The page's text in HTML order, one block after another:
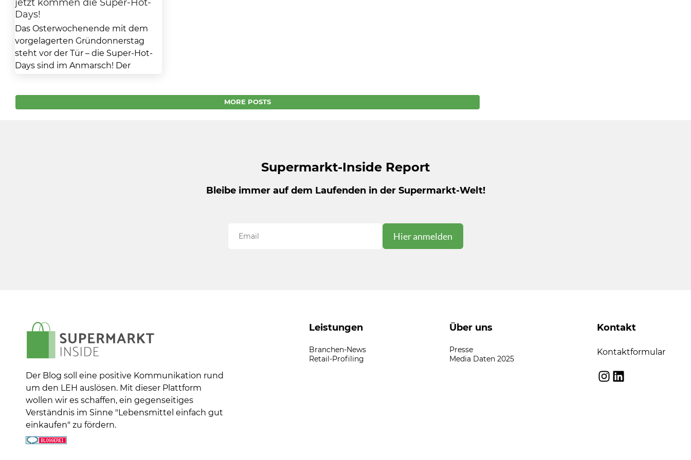
Days!
Das Osterwochenende mit dem
vorgelagerten Gründonnerstag
steht vor der Tür – die Super-Hot-
Days sind im Anmarsch! Der
MORE POSTS
Supermarkt-Inside Report
Bleibe immer auf dem Laufenden in der Supermarkt-Welt!
Der Blog soll eine positive Kommunikation rund
um den LEH auslösen. Mit dieser Plattform
wollen wir es schaffen, ein gegenseitiges
Verständnis im Sinne "Lebensmittel einfach gut
einkaufen" zu fördern.
Leistungen
Branchen-News
Retail-Profiling
Über uns
Presse
Media Daten 2025
Kontakt
Kontaktformular
Instagram
LinkedIn